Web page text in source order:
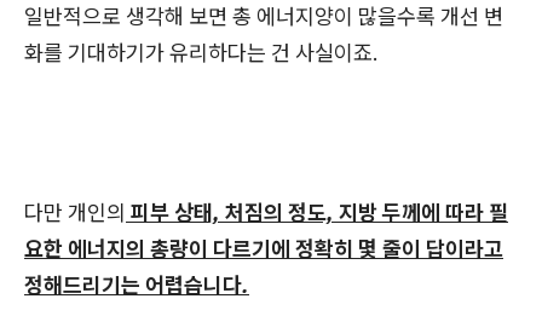
일반적으로 생각해 보면 총 에너지양이 많을수록 개선 변
화를 기대하기가 유리하다는 건 사실이죠.
다만 개인의 피부 상태, 처짐의 정도, 지방 두께에 따라 필
요한 에너지의 총량이 다르기에 정확히 몇 줄이 답이라고
정해드리기는 어렵습니다.